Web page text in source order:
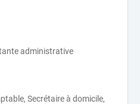
administrative
Secrétaire à domicile,